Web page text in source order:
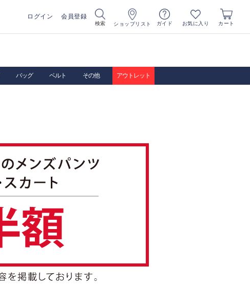
ログイン 会員登録
検索 ショップリスト ガイド お気に入り カート
バッグ ベルト その他 アウトレット